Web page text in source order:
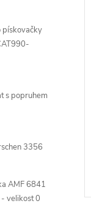
pískovačky
s popruhem
3356
AMF 6841
velikost 0